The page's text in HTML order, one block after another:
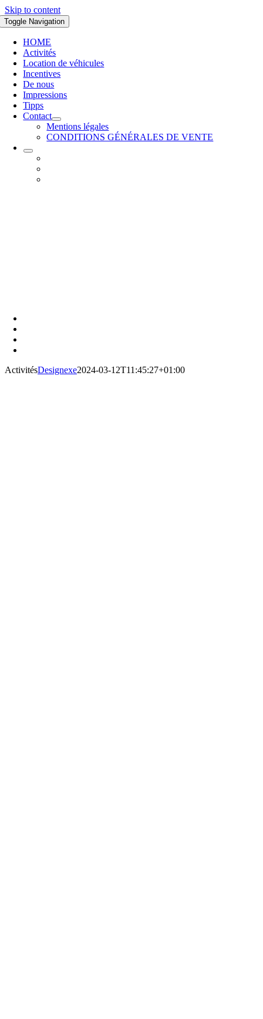
Skip to content
Toggle Navigation
HOME
Activités
Location de véhicules
Incentives
De nous
Impressions
Tipps
Contact
Mentions légales
CONDITIONS GÉNÉRALES DE VENTE
ActivitésDesignexe2024-03-12T11:45:27+01:00